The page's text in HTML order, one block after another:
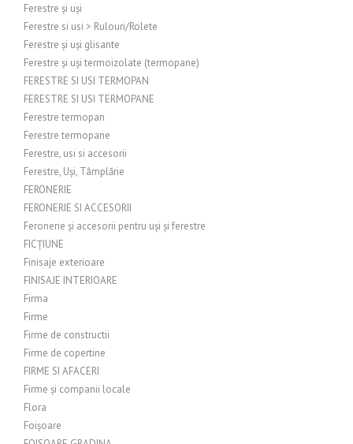
Ferestre și uși
Ferestre si usi > Rulouri/Rolete
Ferestre și uși glisante
Ferestre și uși termoizolate (termopane)
FERESTRE SI USI TERMOPAN
FERESTRE SI USI TERMOPANE
Ferestre termopan
Ferestre termopane
Ferestre, usi si accesorii
Ferestre, Uși, Tâmplărie
FERONERIE
FERONERIE SI ACCESORII
Feronerie și accesorii pentru uși și ferestre
FICȚIUNE
Finisaje exterioare
FINISAJE INTERIOARE
Firma
Firme
Firme de constructii
Firme de copertine
FIRME SI AFACERI
Firme și companii locale
Flora
Foișoare